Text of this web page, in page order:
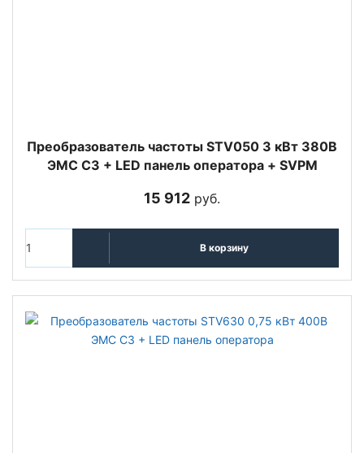
Преобразователь частоты STV050 3 кВт 380В
ЭМС С3 + LED панель оператора + SVPM
15 912 руб.
В корзину